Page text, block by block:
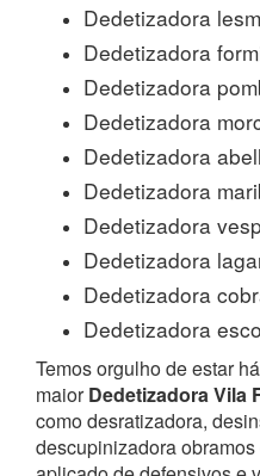
Dedetizadora
Dedetizadora
Dedetizadora
Dedetizadora
Dedetizadora
Dedetizadora
Dedetizadora
Dedetizadora
Dedetizadora
Dedetizadora
Temos orgulho de estar
maiorDedetizadora Vila
como desratizadora,
descupinizadora